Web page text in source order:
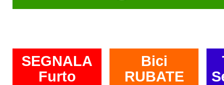
SEGNALA
Furto
Bici
RUBATE